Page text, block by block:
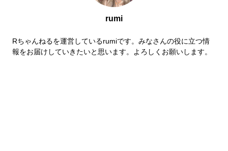
rumi
Rちゃんねるを運営しているrumiです。みなさんの役に立つ情
報をお届けしていきたいと思います。よろしくお願いします。